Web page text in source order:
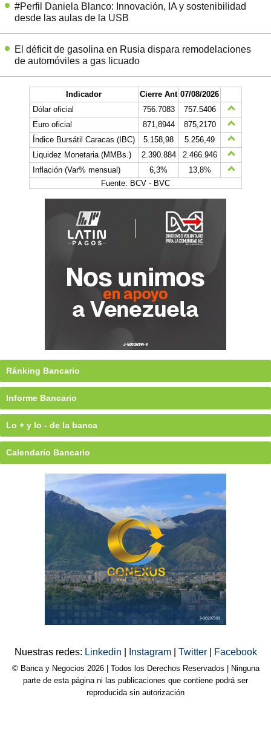
#Perfil Daniela Blanco: Innovación, IA y sostenibilidad
desde las aulas de la USB
El déficit de gasolina en Rusia dispara remodelaciones
de automóviles a gas licuado
Indicador Cierre Ant 07/08/2026
Dólar oficial
756.7083
757.5406
Euro oficial
871,8944
875,2170
Índice Bursátil Caracas (IBC)
5.158,98
5.256,49
Liquidez Monetaria (MMBs.)
2.390.884
2.466.946
Inflación (Var% mensual)
6,3%
13,8%
Fuente: BCV - BVC
Ránking Bancario
Informe Bancario
Lo + y lo - de la banca
Calendario Bancario
Nuestras redes: Linkedin Instagram Twitter Facebook
© Banca y Negocios 2026 | Todos los Derechos Reservados | Ninguna
parte de esta página ni las publicaciones que contiene podrá ser
reproducida sin autorización